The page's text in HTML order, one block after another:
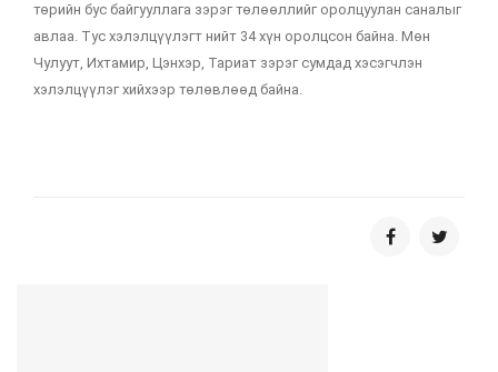
төрийн бус байгууллага зэрэг төлөөллийг оролцуулан саналыг
авлаа. Тус хэлэлцүүлэгт нийт 34 хүн оролцсон байна. Мөн
Чулуут, Ихтамир, Цэнхэр, Тариат зэрэг сумдад хэсэгчлэн
хэлэлцүүлэг хийхээр төлөвлөөд байна.